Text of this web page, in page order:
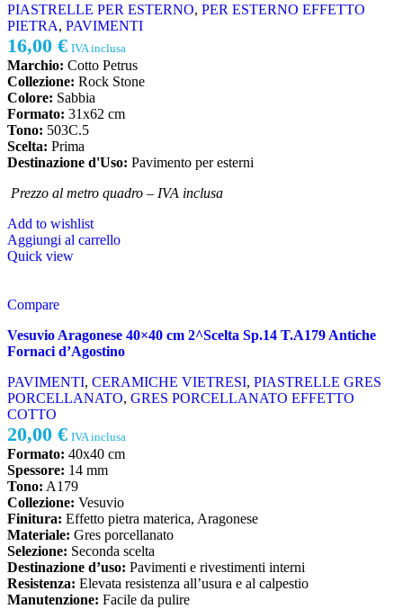
PIASTRELLE PER ESTERNO, PER ESTERNO EFFETTO
PIETRA, PAVIMENTI
16,00 € IVA inclusa
Marchio: Cotto Petrus
Collezione: Rock Stone
Colore: Sabbia
Formato: 31x62 cm
Tono: 503C.5
Scelta: Prima
Destinazione d'Uso: Pavimento per esterni
Prezzo al metro quadro – IVA inclusa
Add to wishlist
Aggiungi al carrello
Quick view
Compare
Vesuvio Aragonese 40×40 cm 2^Scelta Sp.14 T.A179 Antiche
Fornaci d’Agostino
PAVIMENTI, CERAMICHE VIETRESI, PIASTRELLE GRES
PORCELLANATO, GRES PORCELLANATO EFFETTO
COTTO
20,00 € IVA inclusa
Formato: 40x40 cm
Spessore: 14 mm
Tono: A179
Collezione: Vesuvio
Finitura: Effetto pietra materica, Aragonese
Materiale: Gres porcellanato
Selezione: Seconda scelta
Destinazione d’uso: Pavimenti e rivestimenti interni
Resistenza: Elevata resistenza all’usura e al calpestio
Manutenzione: Facile da pulire